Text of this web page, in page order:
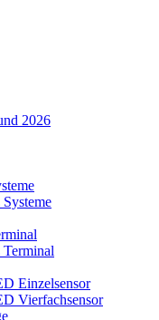
2026
Einzelsensor
Vierfachsensor